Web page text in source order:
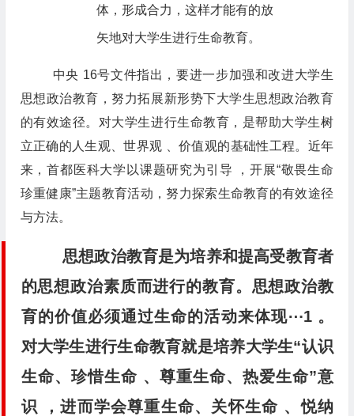
体，形成合力，这样才能有的放
矢地对大学生进行生命教育。
中央 16号文件指出，要进一步加强和改进大学生
思想政治教育，努力拓展新形势下大学生思想政治教育
的有效途径。对大学生进行生命教育，是帮助大学生树
立正确的人生观、世界观 、价值观的基础性工程。近年
来，首都医科大学以课题研究为引导 ，开展“敬畏生命
珍重健康”主题教育活动，努力探索生命教育的有效途径
与方法。
思想政治教育是为培养和提高受教育者
的思想政治素质而进行的教育。思想政治教
育的价值必须通过生命的活动来体现⋯1 。
对大学生进行生命教育就是培养大学生“认识
生命、珍惜生命 、尊重生命、热爱生命”意
识 ，进而学会尊重生命、关怀生命 、悦纳